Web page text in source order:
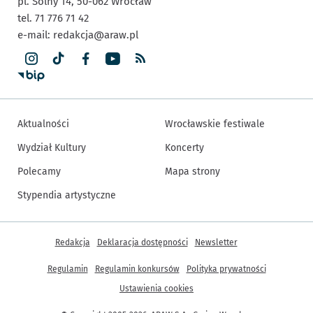
tel. 71 776 71 42
e-mail: redakcja@araw.pl
Aktualności
Wydział Kultury
Polecamy
Stypendia artystyczne
Wrocławskie festiwale
Koncerty
Mapa strony
Inne informacje
Redakcja Deklaracja dostępności Newsletter
Regulamin Regulamin konkursów
Polityka prywatności
Ustawienia cookies